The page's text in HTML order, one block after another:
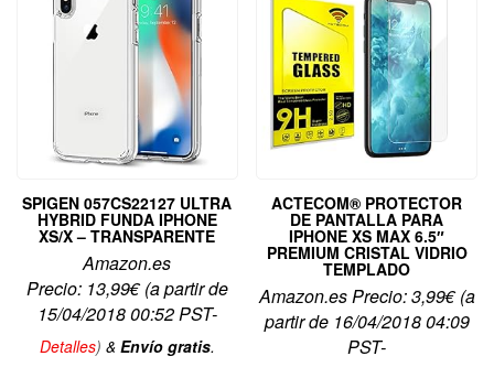
SPIGEN 057CS22127 ULTRA
HYBRID FUNDA IPHONE
XS/X – TRANSPARENTE
Amazon.es
Precio: 13,99€(a partir de
15/04/2018 00:52 PST-
Detalles) & Envío gratis.
ACTECOM® PROTECTOR
DE PANTALLA PARA
IPHONE XS MAX 6.5″
PREMIUM CRISTAL VIDRIO
TEMPLADO
Amazon.es Precio:3,99€(a
partir de 16/04/2018 04:09
PST-